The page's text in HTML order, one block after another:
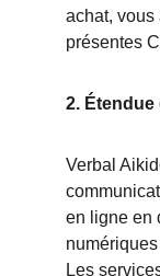
achat, vous
présentes
2.
Verbal
en ligne en
Les